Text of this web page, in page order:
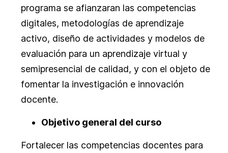
programa se afianzaran las competencias
digitales, metodologías de aprendizaje
activo, diseño de actividades y modelos de
evaluación para un aprendizaje virtual y
semipresencial de calidad, y con el objeto de
fomentar la investigación e innovación
docente.
Objetivo general del curso
Fortalecer las competencias docentes para